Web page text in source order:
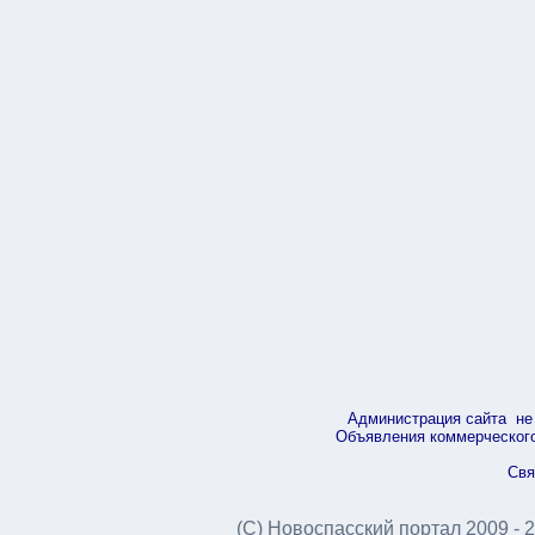
Администрация сайта не
Объявления
(С) Новоспасский портал 2009 -